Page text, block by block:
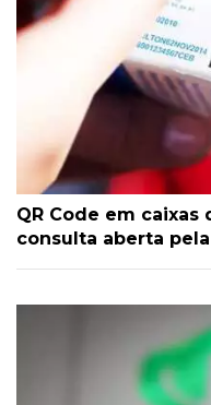
QR Code em
consulta aberta